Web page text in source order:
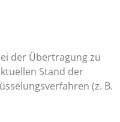
der Übertragung zu
Stand der
(z. B.